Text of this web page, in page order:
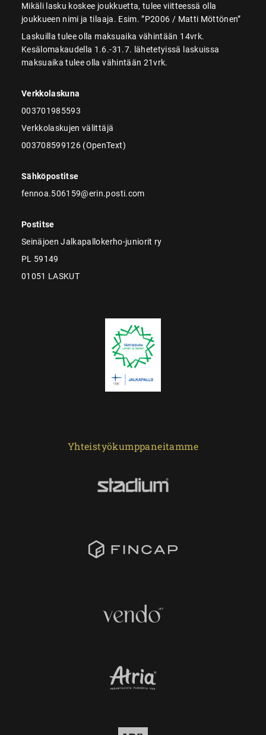
Mikäli lasku koskee joukkuetta, tulee viitteessä olla
joukkueen nimi ja tilaaja. Esim. ”P2006 / Matti Möttönen”
Laskuilla tulee olla maksuaika vähintään 14vrk.
Kesälomakaudella 1.6.-31.7. lähetetyissä laskuissa
maksuaika tulee olla vähintään 21vrk.
Verkkolaskuna
003701985593
Verkkolaskujen välittäjä
003708599126 (OpenText)
Sähköpostitse
fennoa.506159@erin.posti.com
Postitse
Seinäjoen Jalkapallokerho-juniorit ry
PL 59149
01051 LASKUT
Yhteistyökumppaneitamme